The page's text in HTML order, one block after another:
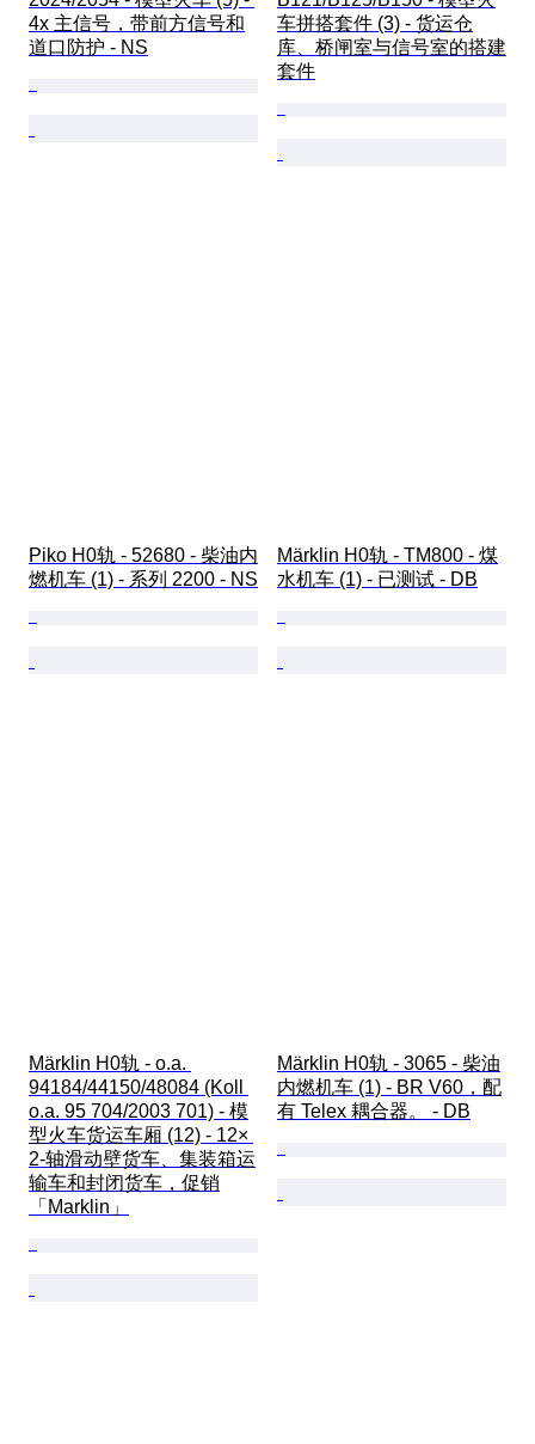
4x 主信号，带前方信号和
道口防护 - NS
车拼搭套件 (3) - 货运仓
库、桥闸室与信号室的搭建
套件
Piko H0轨 - 52680 - 柴油内
燃机车 (1) - 系列 2200 - NS
Märklin H0轨 - TM800 - 煤
水机车 (1) - 已测试 - DB
Märklin H0轨 - o.a.
94184/44150/48084 (Koll
o.a. 95 704/2003 701) - 模
型火车货运车厢 (12) - 12×
2-轴滑动壁货车、集装箱运
输车和封闭货车，促销
「Marklin」
Märklin H0轨 - 3065 - 柴油
内燃机车 (1) - BR V60，配
有 Telex 耦合器。 - DB